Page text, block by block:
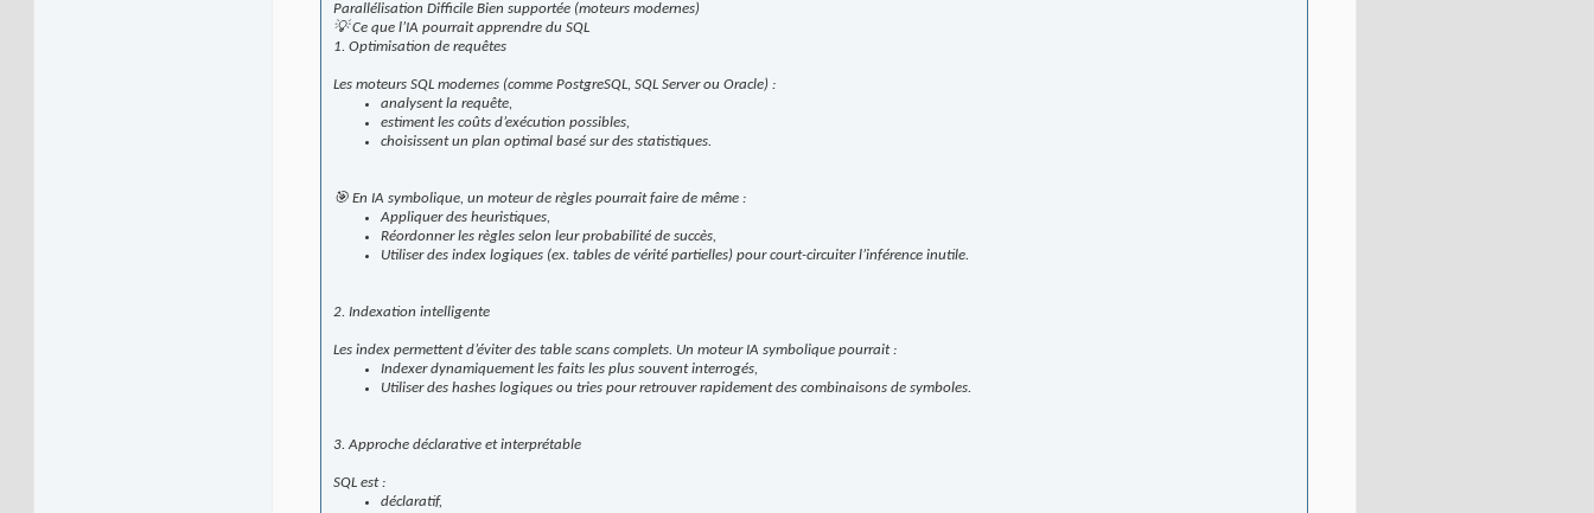
Parallélisation Difficile Bien supportée (moteurs modernes)
💡 Ce que l’IA pourrait apprendre du SQL
1. Optimisation de requêtes
Les moteurs SQL modernes (comme PostgreSQL, SQL Server ou Oracle) :
analysent la requête,
estiment les coûts d’exécution possibles,
choisissent un plan optimal basé sur des statistiques.
🎯 En IA symbolique, un moteur de règles pourrait faire de même :
Appliquer des heuristiques,
Réordonner les règles selon leur probabilité de succès,
Utiliser des index logiques (ex. tables de vérité partielles) pour court-circuiter l’inférence inutile.
2. Indexation intelligente
Les index permettent d’éviter des table scans complets. Un moteur IA symbolique pourrait :
Indexer dynamiquement les faits les plus souvent interrogés,
Utiliser des hashes logiques ou tries pour retrouver rapidement des combinaisons de symboles.
3. Approche déclarative et interprétable
SQL est :
déclaratif,